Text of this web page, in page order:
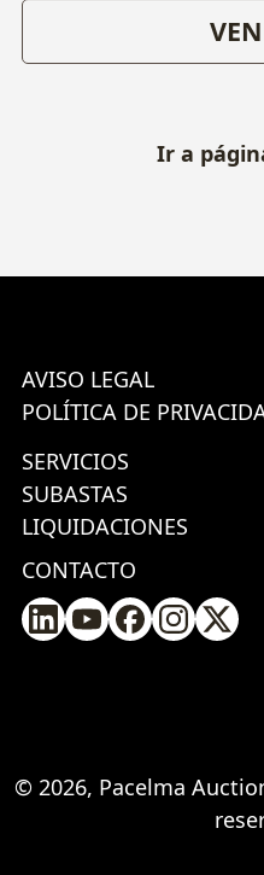
Ir a
AVISO LEGAL
POLÍTICA DE
SERVICIOS
SUBASTAS
LIQUIDACIONES
CONTACTO
© 2026, Pacelma